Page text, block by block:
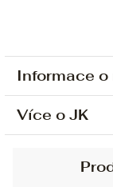
Informace o
Ochrana
Sjednání
Více o JK